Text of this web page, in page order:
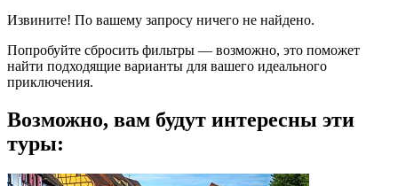
Извините! По вашему запросу ничего не найдено.
Попробуйте сбросить фильтры — возможно, это поможет
найти подходящие варианты для вашего идеального
приключения.
Возможно, вам будут интересны эти
туры: